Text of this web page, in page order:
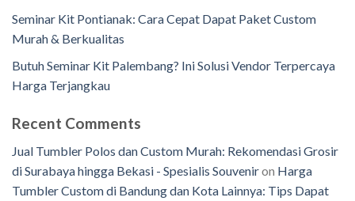
Seminar Kit Pontianak: Cara Cepat Dapat Paket Custom
Murah & Berkualitas
Butuh Seminar Kit Palembang? Ini Solusi Vendor Terpercaya
Harga Terjangkau
Recent Comments
Jual Tumbler Polos dan Custom Murah: Rekomendasi Grosir
di Surabaya hingga Bekasi - Spesialis Souveniron Harga
Tumbler Custom di Bandung dan Kota Lainnya: Tips Dapat